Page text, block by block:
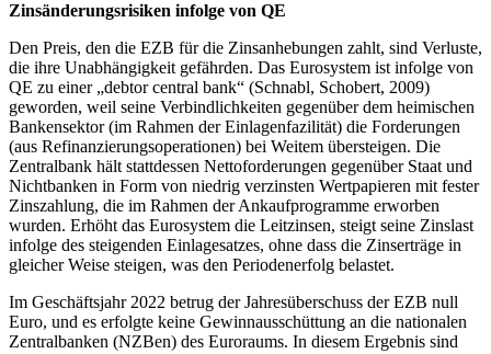
Zinsänderungsrisiken infolge von QE
Den Preis, den die EZB für die Zinsanhebungen zahlt, sind Verluste,
die ihre Unabhängigkeit gefährden. Das Eurosystem ist infolge von
QE zu einer „debtor central bank“ (Schnabl, Schobert, 2009)
geworden, weil seine Verbindlichkeiten gegenüber dem heimischen
Bankensektor (im Rahmen der Einlagenfazilität) die Forderungen
(aus Refinanzierungsoperationen) bei Weitem übersteigen. Die
Zentralbank hält stattdessen Nettoforderungen gegenüber Staat und
Nichtbanken in Form von niedrig verzinsten Wertpapieren mit fester
Zinszahlung, die im Rahmen der Ankaufprogramme erworben
wurden. Erhöht das Eurosystem die Leitzinsen, steigt seine Zinslast
infolge des steigenden Einlagesatzes, ohne dass die Zinserträge in
gleicher Weise steigen, was den Periodenerfolg belastet.
Im Geschäftsjahr 2022 betrug der Jahresüberschuss der EZB null
Euro, und es erfolgte keine Gewinnausschüttung an die nationalen
Zentralbanken (NZBen) des Euroraums. In diesem Ergebnis sind